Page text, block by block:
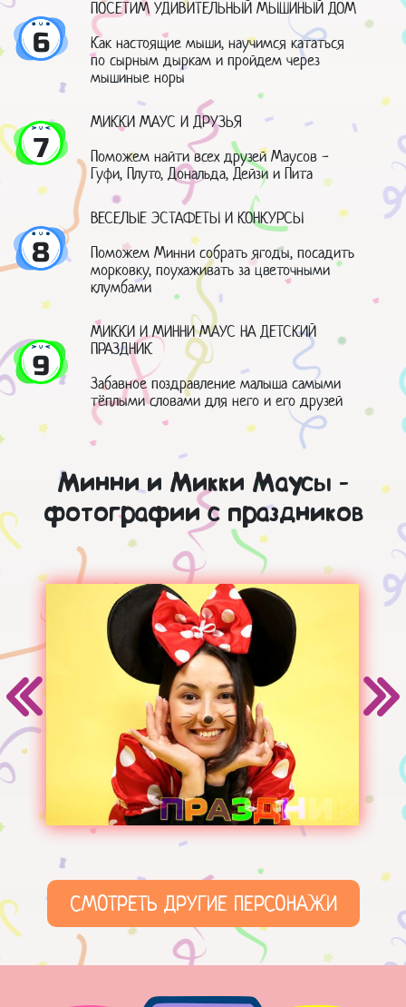
6
ПОСЕТИМ УДИВИТЕЛЬНЫЙ МЫШИНЫЙ ДОМ
Как настоящие мыши, научимся кататься
по сырным дыркам и пройдем через
мышиные норы
7
МИККИ МАУС И ДРУЗЬЯ
Поможем найти всех друзей Маусов -
Гуфи, Плуто, Дональда, Дейзи и Пита
8
ВЕСЕЛЫЕ ЭСТАФЕТЫ И КОНКУРСЫ
Поможем Минни собрать ягоды, посадить
морковку, поухаживать за цветочными
клумбами
9
МИККИ И МИННИ МАУС НА ДЕТСКИЙ
ПРАЗДНИК
Забавное поздравление малыша самыми
тёплыми словами для него и его друзей
Минни и Микки Маусы -
фотографии с праздников
СМОТРЕТЬ ДРУГИЕ ПЕРСОНАЖИ